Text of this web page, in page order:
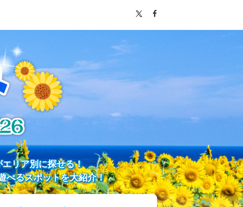
リア別に探せる！
べるスポットを大紹介！